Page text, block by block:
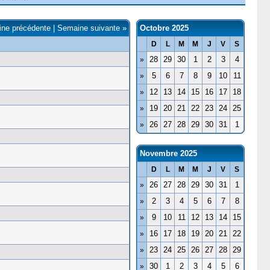
précédente |Semaine suivante » Octobre 2025
D L M M J V
S
»
28 29 30 1 2 3 4
» 5 6 7 8 9 10 11
» 12 13 14 15 16 17 18
» 19 20 21 22 23 24 25
» 26 27 28 29 30 31 1
Novembre 2025
D L M M J V
S
»
26 27 28 29 30 31 1
» 2 3 4 5 6 7 8
» 9 10 11 12 13 14 15
» 16 17 18 19 20 21 22
» 23 24 25 26 27 28 29
» 30 1 2 3 4 5 6